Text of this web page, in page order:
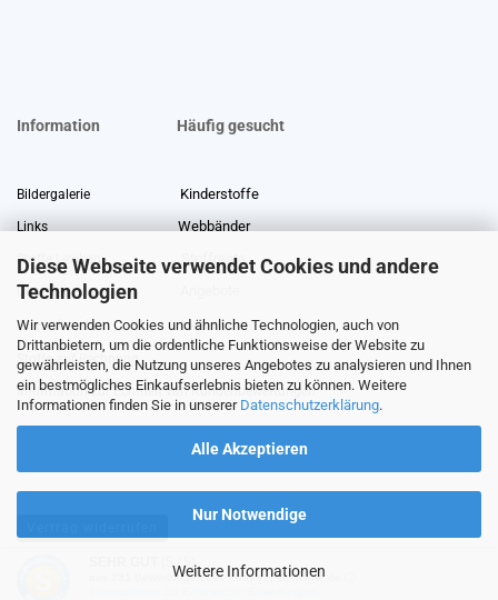
Diese Webseite verwendet Cookies und andere
Technologien
Wir verwenden Cookies und ähnliche Technologien, auch von
Drittanbietern, um die ordentliche Funktionsweise der Website zu
gewährleisten, die Nutzung unseres Angebotes zu analysieren und Ihnen
ein bestmögliches Einkaufserlebnis bieten zu können. Weitere
Informationen finden Sie in unserer Datenschutzerklärung.
Alle Akzeptieren
Nur Notwendige
Weitere Informationen
Information Häufig gesucht
Bildergalerie Kinderstoffe
Links Webbänder
Stoffe Lexikon Stoffreste
Über uns
Gewerberabatt Meterware
Stoffe auf Rechnung
Information zur Echtheit von Kundenbewertungen
(5 / 5)
Bewertungen bei: ebay.de, shopvote.de ⓘ